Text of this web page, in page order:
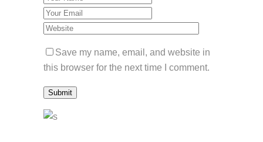
Save my name, email, and website in
this browser for the next time I comment.
Submit